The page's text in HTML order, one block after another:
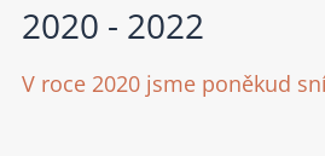
2020 - 2022
V roce 2020 jsme poněkud